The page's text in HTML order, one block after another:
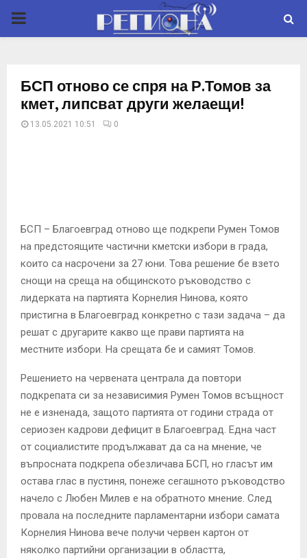
P
M
Y
M
E
N
U
БСП отново се спря на Р.Томов за
кмет, липсват други желаещи!
13.05.2021 10:51 0
БСП – Благоевград отново ще подкрепи Румен Томов
на предстоящите частични кметски избори в града,
които са насрочени за 27 юни. Това решение бе взето
снощи на среща на общинското ръководство с
лидерката на партията Корнелия Нинова, която
пристигна в Благоевград конкретно с тази задача – да
решат с другарите какво ще прави партията на
местните избори. На срещата бе и самият Томов.
Решението на червената централа да повтори
подкрепата си за независимия Румен Томов всъщност
не е изненада, защото партията от години страда от
сериозен кадрови дефицит в Благоевград. Една част
от социалистите продължават да са на мнение, че
въпросната подкрепа обезличава БСП, но гласът им
остава глас в пустиня, понеже сегашното ръководство
начело с Любен Милев е на обратното мнение. След
провала на последните парламентарни избори самата
Корнелия Нинова вече получи червен картон от
няколко партийни организации в областта,